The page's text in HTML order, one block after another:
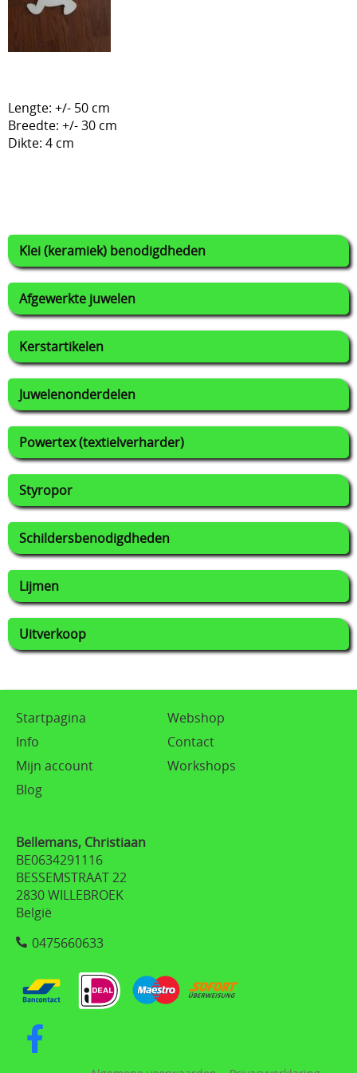
Klei (keramiek) benodigdheden
Afgewerkte juwelen
Kerstartikelen
Juwelenonderdelen
Powertex (textielverharder)
Styropor
Schildersbenodigdheden
Lijmen
Uitverkoop
Lengte: +/- 50 cm
Breedte: +/- 30 cm
Dikte: 4 cm
Startpagina
Webshop
Info
Contact
Mijn account
Workshops
Blog
Bellemans, Christiaan
BE0634291116
BESSEMSTRAAT 22
2830 WILLEBROEK
België
0475660633